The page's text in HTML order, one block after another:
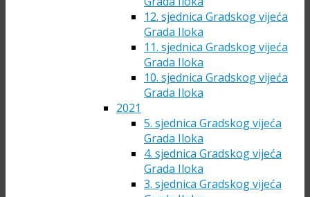
12. sjednica Gradskog vijeća
Grada Iloka
11. sjednica Gradskog vijeća
Grada Iloka
10. sjednica Gradskog vijeća
Grada Iloka
2021
5. sjednica Gradskog vijeća
Grada Iloka
4. sjednica Gradskog vijeća
Grada Iloka
3. sjednica Gradskog vijeća